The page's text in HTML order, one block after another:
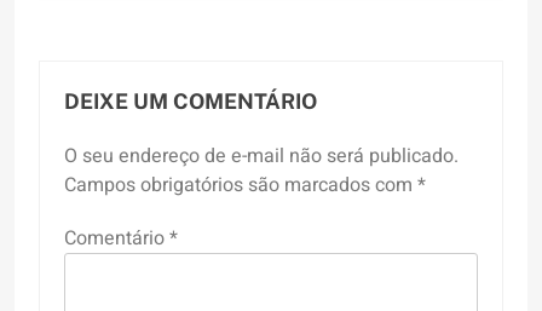
DEIXE UM COMENTÁRIO
O seu endereço de e-mail não será publicado.
Campos obrigatórios são marcados com *
Comentário*